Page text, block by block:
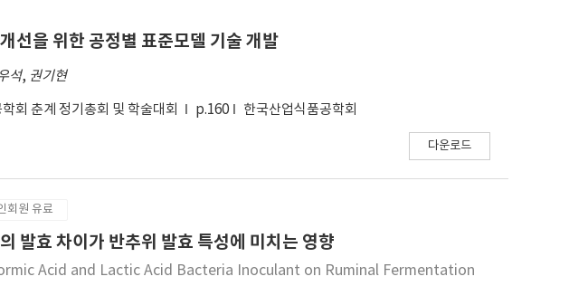
선을 위한 공정별 표준모델 기술 개발
석, 권기현
회 춘계 정기총회 및 학술대회 p.160 한국산업식품공학회
다운로드
회원 유료
발효 차이가 반추위 발효 특성에 미치는 영향
Acid and Lactic Acid Bacteria Inoculant on Ruminal Fermentation